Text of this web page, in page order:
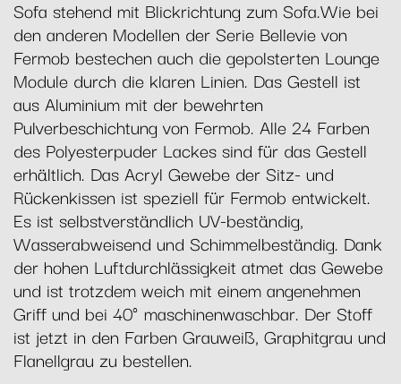
Sofa stehend mit Blickrichtung zum Sofa.Wie bei
den anderen Modellen der Serie Bellevie von
Fermob bestechen auch die gepolsterten Lounge
Module durch die klaren Linien. Das Gestell ist
aus Aluminium mit der bewehrten
Pulverbeschichtung von Fermob. Alle 24 Farben
des Polyesterpuder Lackes sind für das Gestell
erhältlich. Das Acryl Gewebe der Sitz- und
Rückenkissen ist speziell für Fermob entwickelt.
Es ist selbstverständlich UV-beständig,
Wasserabweisend und Schimmelbeständig. Dank
der hohen Luftdurchlässigkeit atmet das Gewebe
und ist trotzdem weich mit einem angenehmen
Griff und bei 40° maschinenwaschbar. Der Stoff
ist jetzt in den Farben Grauweiß, Graphitgrau und
Flanellgrau zu bestellen.